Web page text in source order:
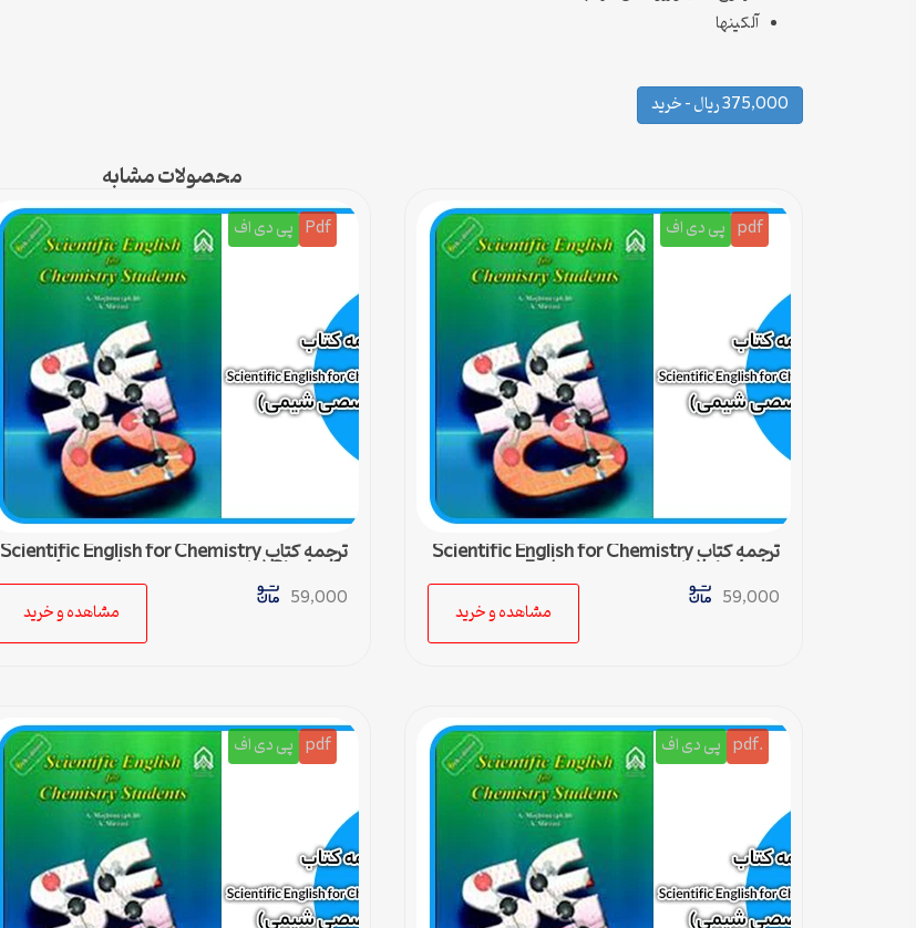
آلکینها
375,000 ریال – خرید
محصولات مشابه
pdf پی دی اف
ترجمه کتاب Scientific English for Chemistry
students (زبان تخصصی شیمی) – 5
59,000
مشاهده و خرید
Pdf پی دی اف
ترجمه کتاب Scientific English for Chemistry
Students (زبان تخصصی شیمی) – درس 4
59,000
مشاهده و خرید
.pdf پی دی اف pdf پی دی اف